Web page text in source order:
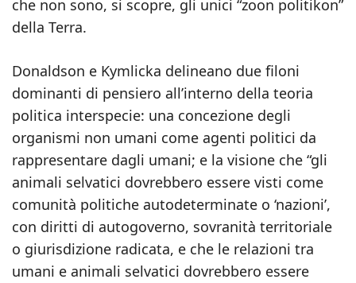
che non sono, si scopre, gli unici “zoon politikon”
della Terra.
Donaldson e Kymlicka delineano due filoni
dominanti di pensiero all’interno della teoria
politica interspecie: una concezione degli
organismi non umani come agenti politici da
rappresentare dagli umani; e la visione che “gli
animali selvatici dovrebbero essere visti come
comunità politiche autodeterminate o ‘nazioni’,
con diritti di autogoverno, sovranità territoriale
o giurisdizione radicata, e che le relazioni tra
umani e animali selvatici dovrebbero essere